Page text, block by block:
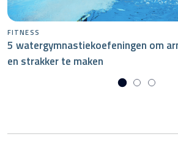
FITNESS
5 watergymnastiekoefeningen om
en strakker te maken